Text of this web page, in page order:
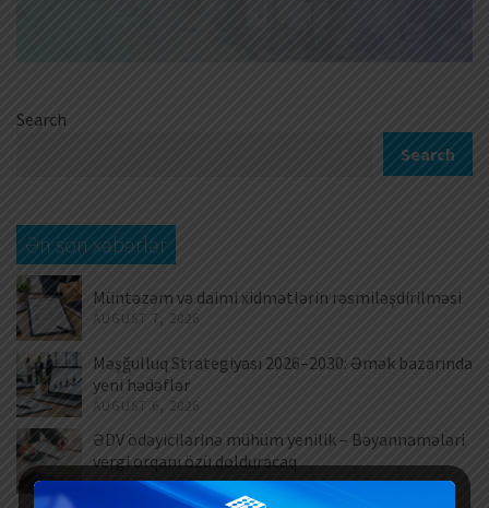
Search
Search
Ən son xəbərlər
Müntəzəm və daimi xidmətlərin rəsmiləşdirilməsi
AUGUST 7, 2026
Məşğulluq Strategiyası 2026–2030: Əmək bazarında
yeni hədəflər
AUGUST 6, 2026
ƏDV ödəyicilərinə mühüm yenilik – Bəyannamələri
vergi orqanı özü dolduracaq
AUGUST 6, 2026